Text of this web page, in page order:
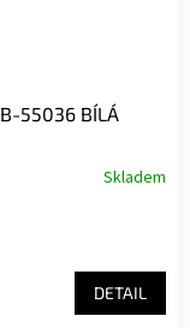
55036 BÍLÁ
Skladem
DETAIL